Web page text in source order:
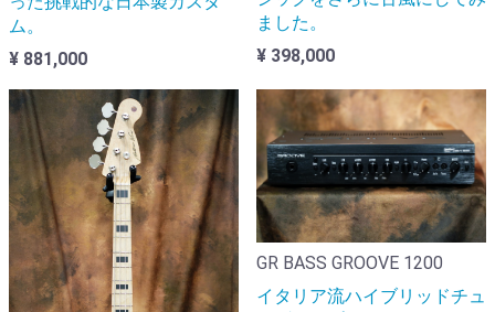
ム。
¥ 881,000
ました。
¥ 398,000
GR BASS GROOVE 1200
イタリア流ハイブリッドチュ